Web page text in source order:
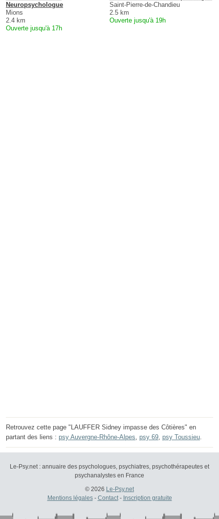
Neuropsychologue
Mions
2.4 km
Ouverte jusqu'à 17h
Saint-Pierre-de-Chandieu
2.5 km
Ouverte jusqu'à 19h
Retrouvez cette page "LAUFFER Sidney impasse des Côtières" en
partant des liens : psy Auvergne-Rhône-Alpes, psy 69, psy Toussieu.
Le-Psy.net : annuaire des psychologues, psychiatres, psychothérapeutes et
psychanalystes en France
© 2026 Le-Psy.net
Mentions légales- Contact- Inscription gratuite